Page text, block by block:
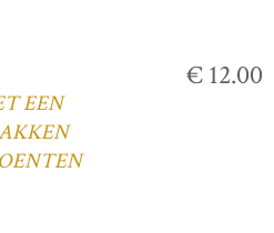
EEN
€ 12.00